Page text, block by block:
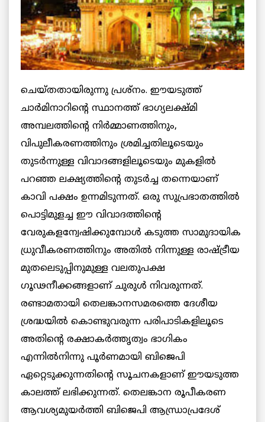
ചെയ്തതായിരുന്നു പ്രശ്‌നം. ഈയടുത്ത്
ചാര്‍മിനാറിന്റെ സ്ഥാനത്ത് ഭാഗ്യലക്ഷ്മി
അമ്പലത്തിന്റെ നിര്‍മ്മാണത്തിനും,
വിപുലീകരണത്തിനും ശ്രമിച്ചതിലൂടെയും
തുടര്‍ന്നുള്ള വിവാദങ്ങളിലൂടെയും മുകളില്‍
പറഞ്ഞ ലക്ഷ്യത്തിന്റെ തുടര്‍ച്ച തന്നെയാണ്
കാവി പക്ഷം ഉന്നമിടുന്നത്. ഒരു സുപ്രഭാതത്തില്‍
പൊട്ടിമുളച്ച ഈ വിവാദത്തിന്റെ
വേരുകളന്വേഷിക്കുമ്പോള്‍ കടുത്ത സാമുദായിക
ധ്രുവീകരണത്തിനും അതില്‍ നിന്നുള്ള രാഷ്ട്രീയ
മുതലെടുപ്പിനുമുള്ള വലതുപക്ഷ
ഗൂഢനീക്കങ്ങളാണ് ചുരുള്‍ നിവരുന്നത്.
രണ്ടാമതായി തെലങ്കാനസമരത്തെ ദേശീയ
ശ്രദ്ധയില്‍ കൊണ്ടുവരുന്ന പരിപാടികളിലൂടെ
അതിന്റെ രക്ഷാകര്‍ത്തൃത്വം ഭാഗികം
എന്നില്‍നിന്നു പൂര്‍ണമായി ബിജെപി
ഏറ്റെടുക്കുന്നതിന്റെ സൂചനകളാണ് ഈയടുത്ത
കാലത്ത് ലഭിക്കുന്നത്. തെലങ്കാന രൂപീകരണ
ആവശ്യമുയര്‍ത്തി ബിജെപി ആന്ധ്രാപ്രദേശ്